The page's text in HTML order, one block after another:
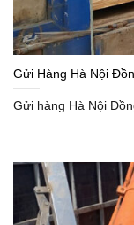
Gửi Hàng Hà Nội
Gửi hàng Hà Nội